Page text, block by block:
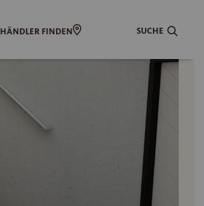
HÄNDLER FINDEN SUCHE